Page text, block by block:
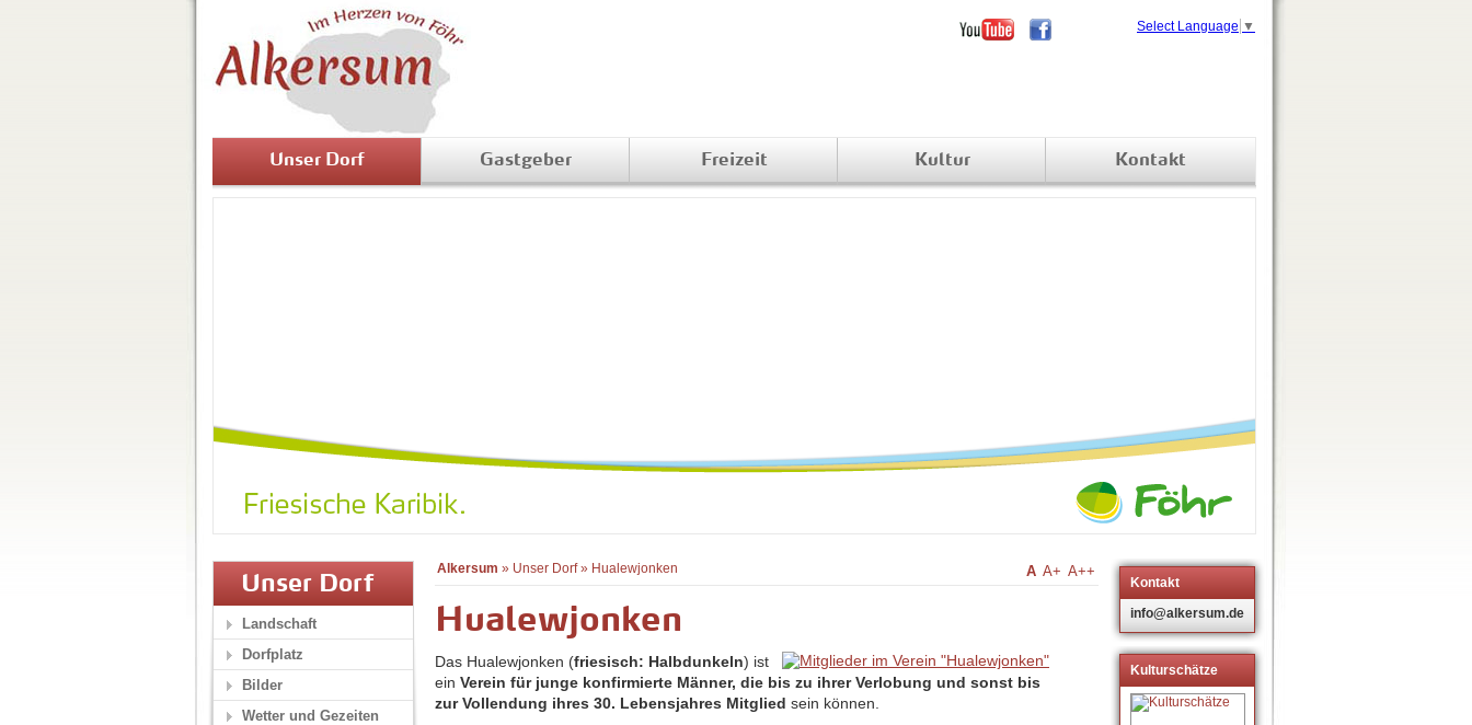
Unser Dorf Gastgeber Freizeit Kultur Kontakt
Alkersum » Unser Dorf» Hualewjonken A A+ A++
Hualewjonken
Das Hualewjonken (friesisch: Halbdunkeln) ist
ein Verein für junge konfirmierte Männer, die bis zu ihrer Verlobung und sonst bis
zur Vollendung ihres 30. Lebensjahres Mitglied sein können.
Kontakt
info@alkersum.de
Kulturschätze
Unser Dorf
Landschaft
Dorfplatz
Bilder
Wetter und Gezeiten
Select Language ▼